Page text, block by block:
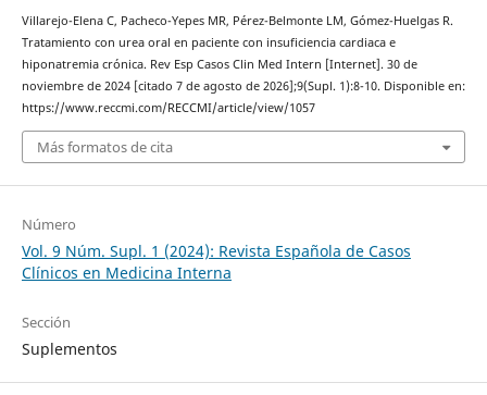
Villarejo-Elena C, Pacheco-Yepes MR, Pérez-Belmonte LM, Gómez-Huelgas R.
Tratamiento con urea oral en paciente con insuficiencia cardiaca e
hiponatremia crónica. Rev Esp Casos Clin Med Intern [Internet]. 30 de
noviembre de 2024 [citado 7 de agosto de 2026];9(Supl. 1):8-10. Disponible en:
https://www.reccmi.com/RECCMI/article/view/1057
Más formatos de cita
Número
Vol. 9 Núm. Supl. 1 (2024): Revista Española de Casos
Clínicos en Medicina Interna
Sección
Suplementos